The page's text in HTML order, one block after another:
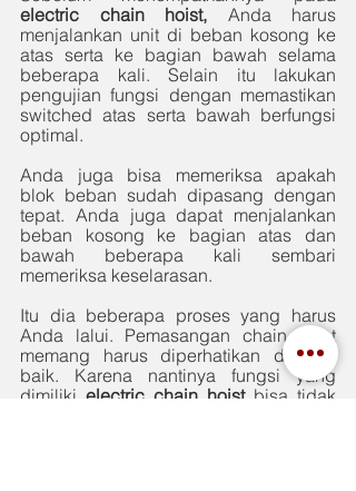
electric chain hoist, Anda harus
menjalankan unit di beban kosong ke
atas serta ke bagian bawah selama
beberapa kali. Selain itu lakukan
pengujian fungsi dengan memastikan
switched atas serta bawah berfungsi
optimal.
Anda juga bisa memeriksa apakah
blok beban sudah dipasang dengan
tepat. Anda juga dapat menjalankan
beban kosong ke bagian atas dan
bawah beberapa kali sembari
memeriksa keselarasan.
Itu dia beberapa proses yang harus
Anda lalui. Pemasangan chain hoist
memang harus diperhatikan dengan
baik. Karena nantinya fungsi yang
dimiliki electric chain hoist bisa tidak